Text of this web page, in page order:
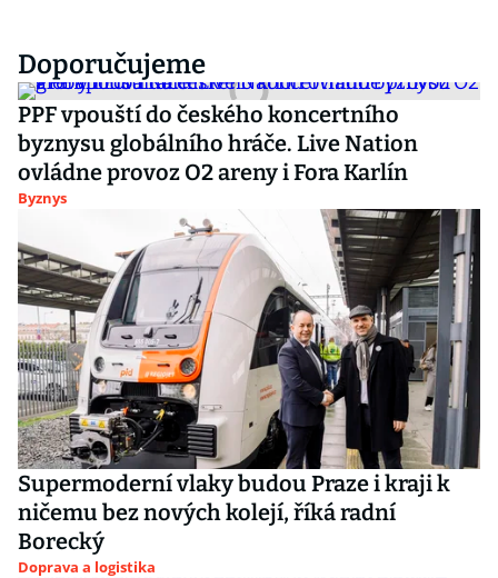
Doporučujeme
PPF vpouští do českého koncertního
byznysu globálního hráče. Live Nation
ovládne provoz O2 areny i Fora Karlín
Byznys
Supermoderní vlaky budou Praze i kraji k
ničemu bez nových kolejí, říká radní
Borecký
Doprava a logistika